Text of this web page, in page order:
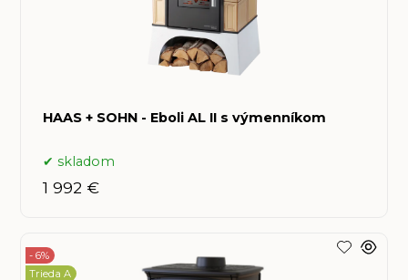
HAAS + SOHN - Eboli AL II s výmenníkom
skladom
1 992 €
- 6%
Trieda A